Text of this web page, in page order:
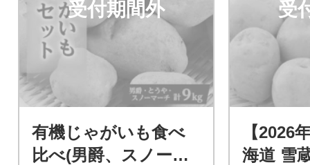
受付期間外
有機じゃがいも食べ
比べ(男爵、スノーマ
受
【2026
海道 雪